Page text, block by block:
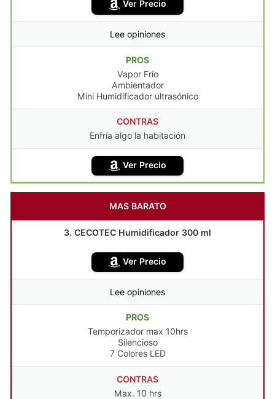
Ver Precio
Lee opiniones
PROS
Vapor Frío
Ambientador
Mini Humidificador ultrasónico
CONTRAS
Enfría algo la habitación
Ver Precio
MAS BARATO
3. CECOTEC Humidificador 300 ml
Ver Precio
Lee opiniones
PROS
Temporizador max 10hrs
Silencioso
7 Colores LED
CONTRAS
Max. 10 hrs